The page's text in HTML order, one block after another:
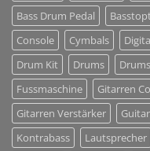
Bass Drum Pedal
Console
Cymbals
Drum Kit
Drums
Fussmaschine
Gitarren
Gitarren Verstärker
Kontrabass
Lautsprecher